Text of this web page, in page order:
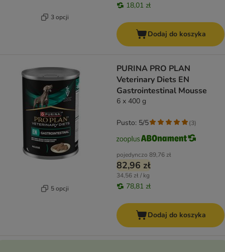
3 opcji
18,01 zł
Dodaj do koszyka
5 opcji
PURINA PRO PLAN
Veterinary Diets EN
Gastrointestinal Mousse
6 x 400 g
pojedynczo 89,76 zł
82,96 zł
34,56 zł / kg
78,81 zł
Pusto: 5/5 (3)
Dodaj do koszyka